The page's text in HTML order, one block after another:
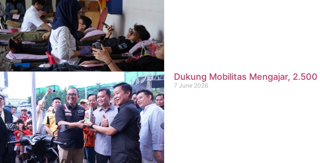
Dukung Mobilitas Mengajar,
7 June 2026